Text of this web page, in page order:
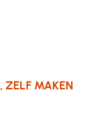
,ZELF MAKEN